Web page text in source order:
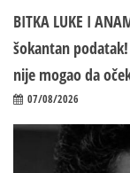
BITKA LUKE I
šokantan
nije mogao da
07/08/2026